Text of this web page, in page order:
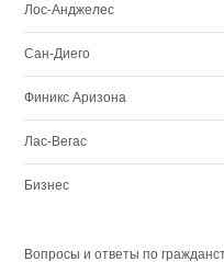
Лос-Анджелес
Сан-Диего
Финикс Аризона
Лас-Вегас
Бизнес
Вопросы и ответы по